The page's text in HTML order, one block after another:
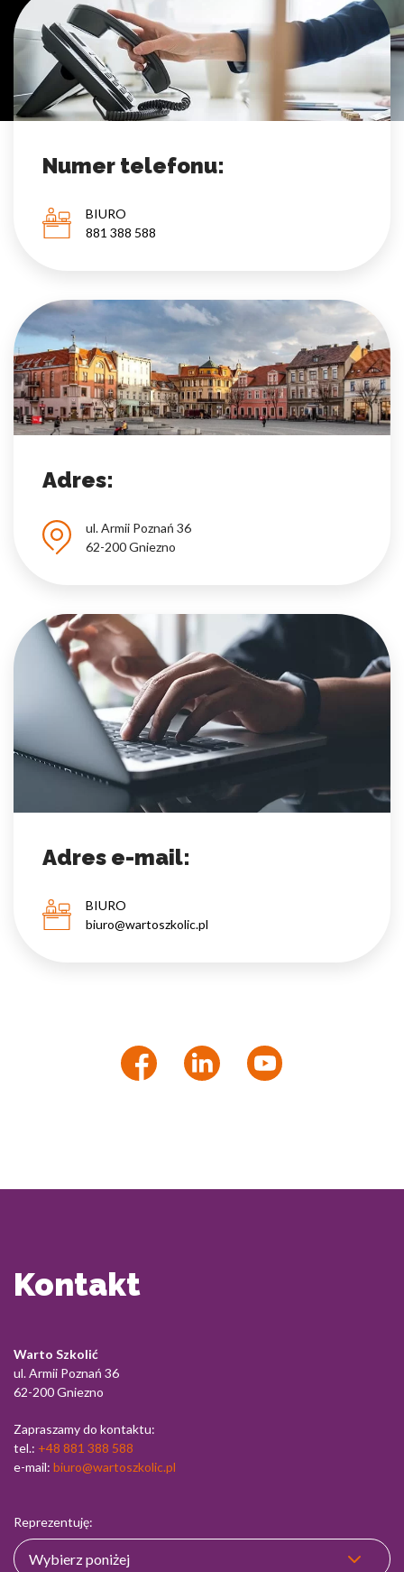
Numer telefonu:
BIURO
881 388 588
Adres:
ul. Armii Poznań 36
62-200 Gniezno
Adres e-mail:
BIURO
biuro@wartoszkolic.pl
Kontakt
Warto Szkolić
ul. Armii Poznań 36
62-200 Gniezno
Zapraszamy do kontaktu:
tel.: +48 881 388 588
e-mail: biuro@wartoszkolic.pl
Reprezentuję:
zapamiętanie informacji, które zmieniają wygląd lub
funkcjonowanie strony, np. preferowany język lub region, w
którym znajduje się użytkownik.
Statystyka
internetowych zrozumieć, w jaki sposób różni użytkownicy
zachowują się na stronie, gromadząc i zgłaszając anonimowe
Marketing
wyświetlanie reklam, które są istotne i interesujące dla
poszczególnych użytkowników i tym samym bardziej cenne dla
wydawców i reklamodawców strony trzeciej.
Nieklasyfikowane
Nieklasyfikowane pliki cookie, to pliki, które są w procesie
Zapisz moje preferencje